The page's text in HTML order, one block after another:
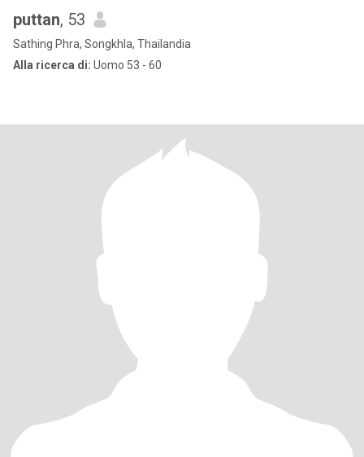
puttan, 53
Sathing Phra, Songkhla, Thailandia
Alla ricerca di: Uomo 53 - 60